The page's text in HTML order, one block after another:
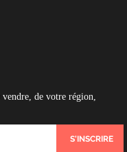
de votre région,